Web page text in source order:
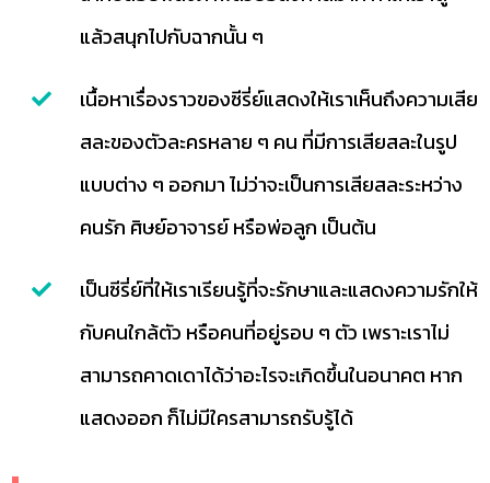
แล้วสนุกไปกับฉากนั้น ๆ
เนื้อหาเรื่องราวของซีรี่ย์แสดงให้เราเห็นถึงความเสีย
สละของตัวละครหลาย ๆ คน ที่มีการเสียสละในรูป
แบบต่าง ๆ ออกมา ไม่ว่าจะเป็นการเสียสละระหว่าง
คนรัก ศิษย์อาจารย์ หรือพ่อลูก เป็นต้น
เป็นซีรี่ย์ที่ให้เราเรียนรู้ที่จะรักษาและแสดงความรักให้
กับคนใกล้ตัว หรือคนที่อยู่รอบ ๆ ตัว เพราะเราไม่
สามารถคาดเดาได้ว่าอะไรจะเกิดขึ้นในอนาคต หาก
แสดงออก ก็ไม่มีใครสามารถรับรู้ได้